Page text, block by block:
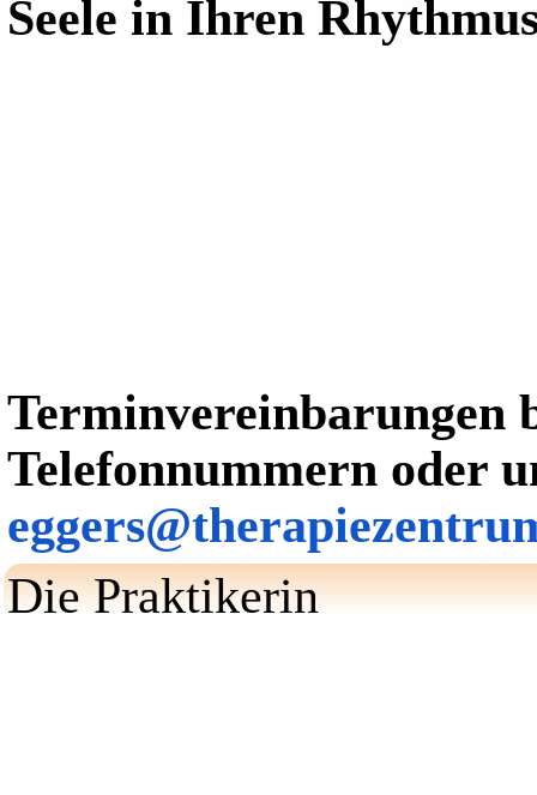
Seele in Ihren
Terminvereinbarungen
Telefonnummern oder
Die Praktikerin